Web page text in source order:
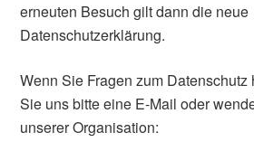
erneuten Besuch gilt dann die neue
Datenschutzerklärung.
Wenn Sie Fragen zum Datenschutz
Sie uns bitte eine E-Mail oder
unserer Organisation: